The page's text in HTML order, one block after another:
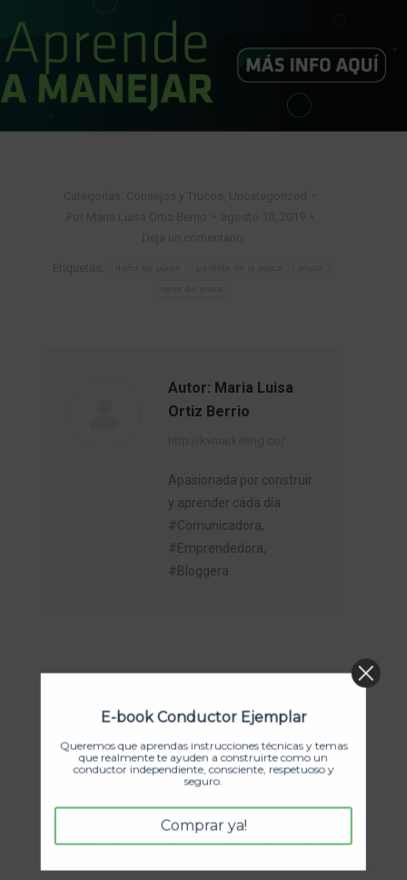
Autor: Maria Luisa
Ortiz Berrio
Apasionada por construir
y aprender cada día
#Comunicadora,
#Emprendedora,
#Bloggera
entre
publicaciones
Publicación
anterior:
¿Qué hacer y qué no hacer en un
accidente de tránsito?
SIGUIENTE
Publicación
siguiente:
Lo que debes saber para usar el
E-book Conductor Ejemplar
Queremos que aprendas instrucciones técnicas y temas
que realmente te ayuden a construirte como un
conductor independiente, consciente, respetuoso y
seguro.
Comprar ya!